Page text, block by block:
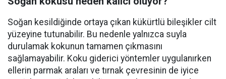
Soğan kesildiğinde ortaya çıkan kükürtlü bileşikler cilt
yüzeyine tutunabilir. Bu nedenle yalnızca suyla
durulamak kokunun tamamen çıkmasını
sağlamayabilir. Koku giderici yöntemler uygulanırken
ellerin parmak araları ve tırnak çevresinin de iyice